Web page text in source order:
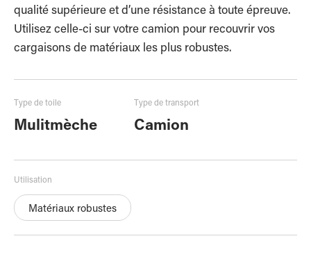
qualité supérieure et d’une résistance à toute épreuve.
Utilisez celle-ci sur votre camion pour recouvrir vos
cargaisons de matériaux les plus robustes.
Type de toile
Mulitmèche
Type de transport
Camion
Utilisation
Matériaux robustes